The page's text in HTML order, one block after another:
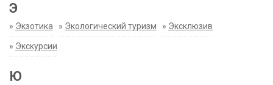
Э
» Экзотика » Экологический туризм » Эксклюзив
» Экскурсии
Ю